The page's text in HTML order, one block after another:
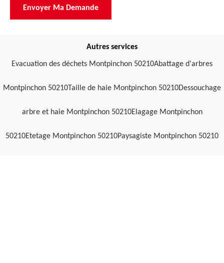
Autres services
Evacuation des déchets Montpinchon 50210Abattage d'arbres
Montpinchon 50210Taille de haie Montpinchon 50210Dessouchage
arbre et haie Montpinchon 50210Elagage Montpinchon
50210Etetage Montpinchon 50210Paysagiste Montpinchon 50210